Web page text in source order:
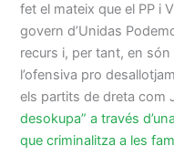
fet el mateix que el PP i
govern d’Unidas
recurs i, per tant, en
l’ofensiva pro
els partits de dreta com
desokupa” a través
que criminalitza a les